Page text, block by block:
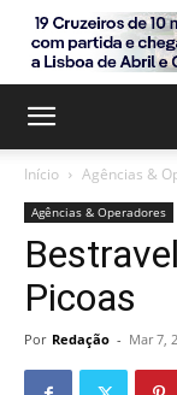
Início Agências &
Agências & Operadores
Picoas
Por Redação - Mar 7,